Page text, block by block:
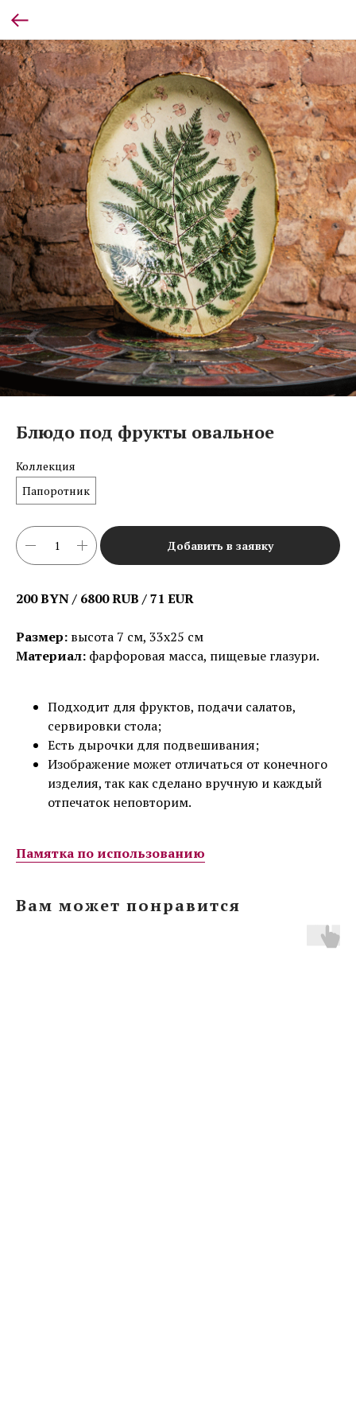
Блюдо под фрукты овальное
Коллекция
Папоротник
Добавить в заявку
200 BYN / 6800 RUB / 71 EUR
Размер: высота 7 см, 33х25 см
Материал: фарфоровая масса, пищевые глазури.
Подходит для фруктов, подачи салатов,
сервировки стола;
Есть дырочки для подвешивания;
Изображение может отличаться от конечного
изделия, так как сделано вручную и каждый
отпечаток неповторим.
Памятка по использованию
Вам может понравится